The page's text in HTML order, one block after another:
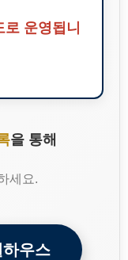
로 운영됩니
을 통해
세요.
우스